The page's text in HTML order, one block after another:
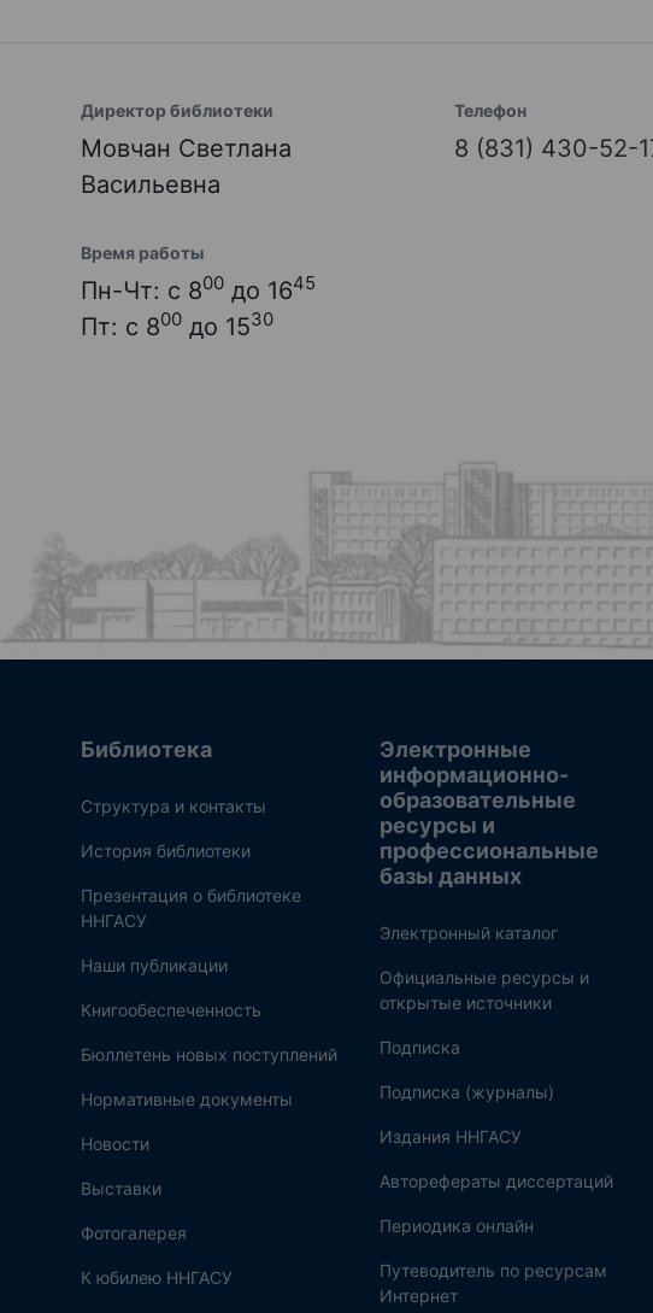
Директор библиотеки
Мовчан Светлана
Васильевна
Телефон
8 (831) 430-52-
Время работы
Пн-Чт: с 800 до 1645
Пт: с 800 до 1530
Библиотека
Структура и контакты
История библиотеки
Презентация о библиотеке
ННГАСУ
Наши публикации
Книгообеспеченность
Бюллетень новых поступлений
Нормативные документы
Новости
Выставки
Фотогалерея
К юбилею ННГАСУ
Электронные
информационно-
образовательные
ресурсы и
профессиональные
базы данных
Электронный каталог
Официальные ресурсы и
открытые источники
Подписка
Подписка (журналы)
Издания ННГАСУ
Авторефераты диссертаций
Периодика онлайн
Путеводитель по ресурсам
Интернет